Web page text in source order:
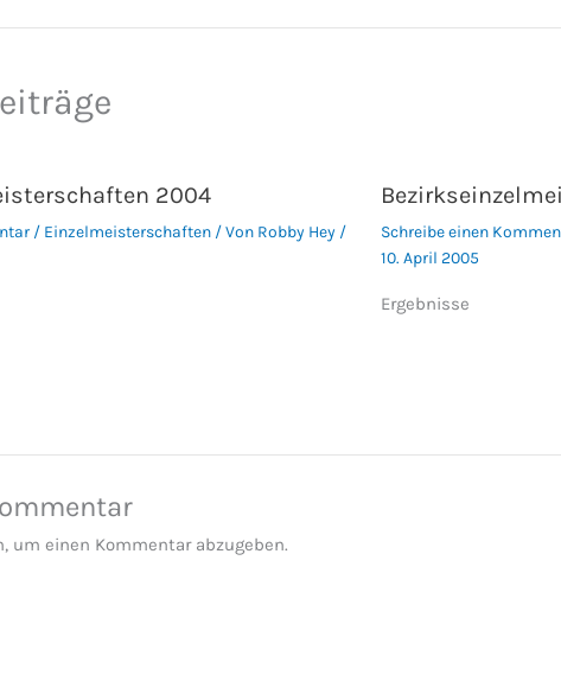
2004
/ Einzelmeisterschaften/ Von Robby Hey /
Schreibe einen
10. April 2005
Ergebnisse
um einen Kommentar abzugeben.